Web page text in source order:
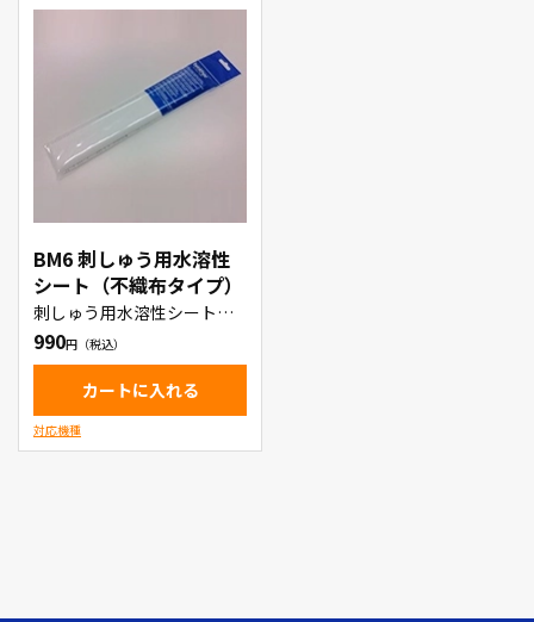
BM6 刺しゅう用水溶性
シート（不織布タイプ）
刺しゅう用水溶性シート・
不織布タイプ
990
カートに入れる
対応機種